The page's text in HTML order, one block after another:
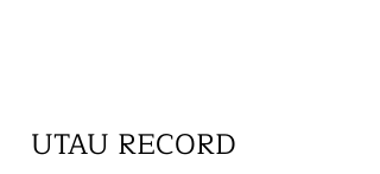
UTAU RECORD